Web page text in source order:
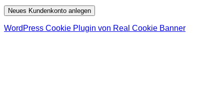
Neues Kundenkonto anlegen
WordPress Cookie Plugin von Real Cookie Banner